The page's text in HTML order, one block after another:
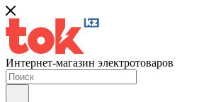
Интернет-магазин электротоваров